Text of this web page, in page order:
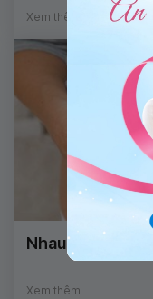
Xem thêm
Nhau canxi hóa
Xem thêm